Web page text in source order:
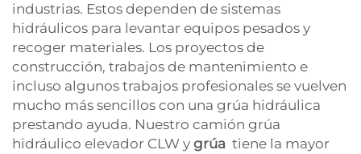
industrias. Estos dependen de sistemas
hidráulicos para levantar equipos pesados y
recoger materiales. Los proyectos de
construcción, trabajos de mantenimiento e
incluso algunos trabajos profesionales se vuelven
mucho más sencillos con una grúa hidráulica
prestando ayuda. Nuestro camión grúa
hidráulico elevador CLW y grúa tiene la mayor